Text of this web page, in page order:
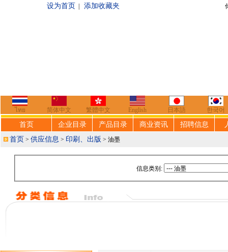
设为首页 添加收藏夹 你好，欢迎来到
ไทย 简体中文 繁體中文 English 日本語 한국어
首页 企业目录 产品目录 商业资讯 招聘信息
首页 > 供应信息 > 印刷、出版 > 油墨
信息类别: